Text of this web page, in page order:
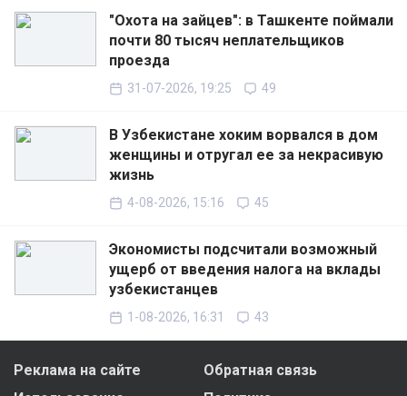
"Охота на зайцев": в Ташкенте поймали
почти 80 тысяч неплательщиков
проезда
31-07-2026, 19:25 49
В Узбекистане хоким ворвался в дом
женщины и отругал ее за некрасивую
жизнь
4-08-2026, 15:16 45
Экономисты подсчитали возможный
ущерб от введения налога на вклады
узбекистанцев
1-08-2026, 16:31 43
Реклама на сайте
Обратная связь